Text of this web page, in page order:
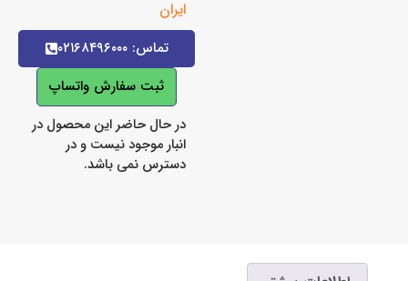
ثبت سفارش واتساپ
در حال حاضر این محصول در
انبار موجود نیست و در
دسترس نمی باشد.